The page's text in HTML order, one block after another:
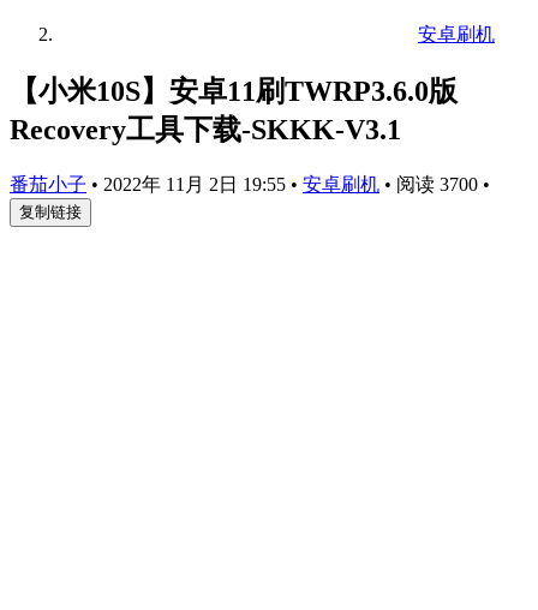
安卓刷机
【小米10S】安卓11刷TWRP3.6.0版
Recovery工具下载-SKKK-V3.1
番茄小子 • 2022年 11月 2日 19:55 • 安卓刷机 • 阅读 3700 •
复制链接